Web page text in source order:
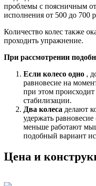
проблемы с поясничным
исполнения от 500 до 700
Количество колес также
проходить упражнение.
При рассмотрении
Если колесо одно ,
равновесие на
при этом
стабилизации.
Два колеса делают
удержать
меньше работают
подобный вариант
Цена и